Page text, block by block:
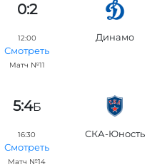
0:2
12:00
Смотреть
Матч №11
Динамо
5:4Б
16:30
Смотреть
Матч №14
СКА-Юность